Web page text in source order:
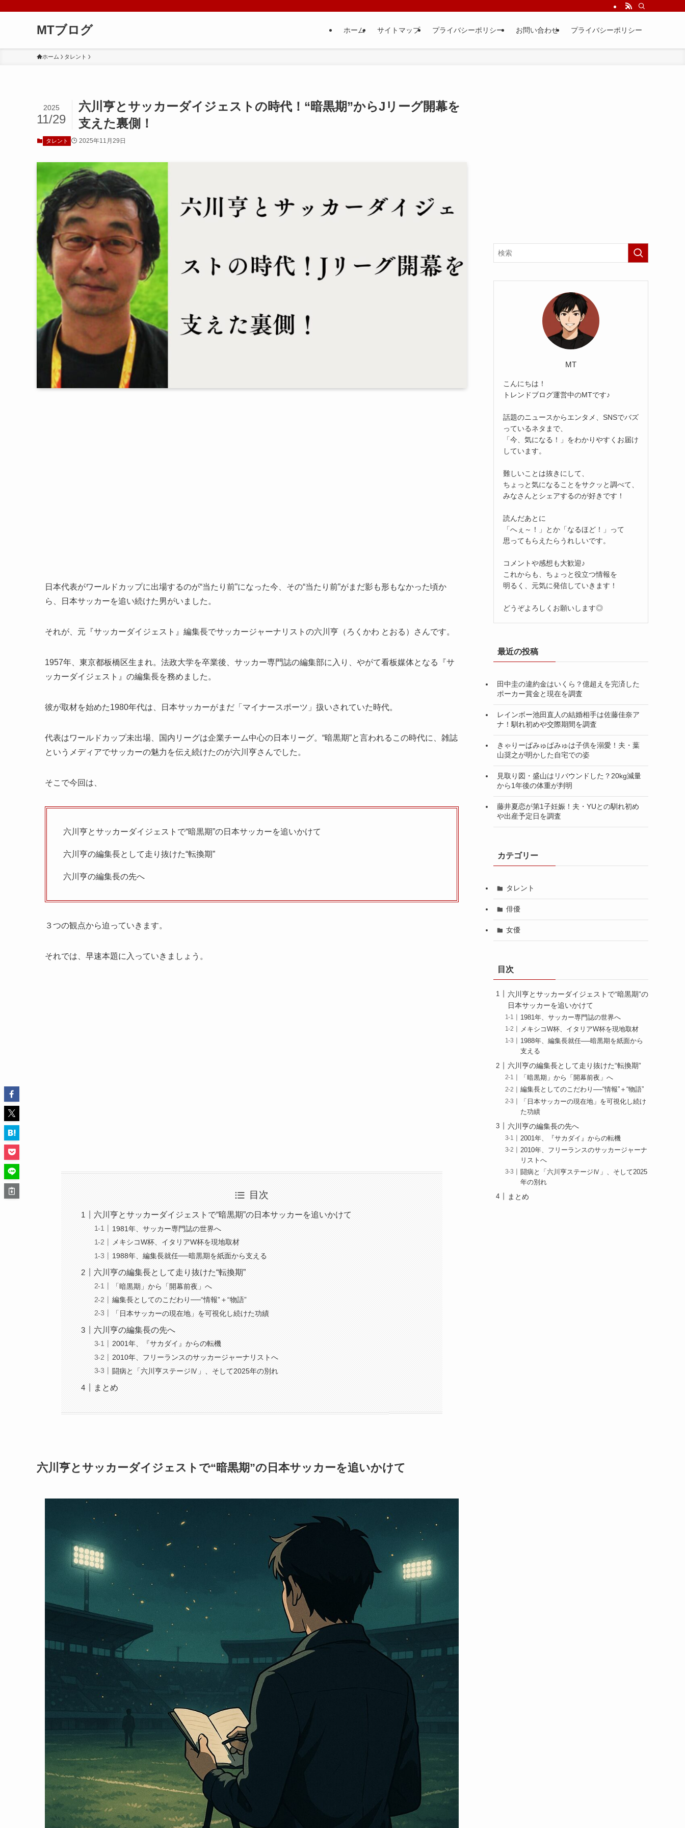
MTブログ ホーム サイトマップ プライバシーポリシー お問い合わせ プライバシーポリシー
ホーム タレント
六川亨とサッカーダイジェストの時代！“暗黒期”からJリーグ開幕を
支えた裏側！
2025
11/29
タレント 2025年11月29日
日本代表がワールドカップに出場するのが“当たり前”になった今、その“当たり前”がまだ影も形もなかった頃か
ら、日本サッカーを追い続けた男がいました。
それが、元『サッカーダイジェスト』編集長でサッカージャーナリストの六川亨（ろくかわ とおる）さんです。
1957年、東京都板橋区生まれ。法政大学を卒業後、サッカー専門誌の編集部に入り、やがて看板媒体となる『サ
ッカーダイジェスト』の編集長を務めました。
彼が取材を始めた1980年代は、日本サッカーがまだ「マイナースポーツ」扱いされていた時代。
代表はワールドカップ未出場、国内リーグは企業チーム中心の日本リーグ。“暗黒期”と言われるこの時代に、雑誌
というメディアでサッカーの魅力を伝え続けたのが六川亨さんでした。
そこで今回は、
六川亨とサッカーダイジェストで“暗黒期”の日本サッカーを追いかけて
六川亨の編集長として走り抜けた“転換期”
六川亨の編集長の先へ
３つの観点から迫っていきます。
それでは、早速本題に入っていきましょう。
目次
六川亨とサッカーダイジェストで“暗黒期”の日本サッカーを追いかけて
1981年、サッカー専門誌の世界へ
メキシコW杯、イタリアW杯を現地取材
1988年、編集長就任──暗黒期を紙面から支える
六川亨の編集長として走り抜けた“転換期”
「暗黒期」から「開幕前夜」へ
編集長としてのこだわり──“情報”＋“物語”
「日本サッカーの現在地」を可視化し続けた功績
六川亨の編集長の先へ
2001年、『サカダイ』からの転機
2010年、フリーランスのサッカージャーナリストへ
闘病と「六川亨ステージⅣ」、そして2025年の別れ
まとめ
六川亨とサッカーダイジェストで“暗黒期”の日本サッカーを追いかけて
MT
こんにちは！
トレンドブログ運営中のMTです♪
話題のニュースからエンタメ、SNSでバズ
っているネタまで、
「今、気になる！」をわかりやすくお届け
しています。
難しいことは抜きにして、
ちょっと気になることをサクッと調べて、
みなさんとシェアするのが好きです！
読んだあとに
「へぇ～！」とか「なるほど！」って
思ってもらえたらうれしいです。
コメントや感想も大歓迎♪
これからも、ちょっと役立つ情報を
明るく、元気に発信していきます！
どうぞよろしくお願いします◎
最近の投稿
田中圭の違約金はいくら？億超えを完済した
ポーカー賞金と現在を調査
レインボー池田直人の結婚相手は佐藤佳奈ア
ナ！馴れ初めや交際期間を調査
きゃりーぱみゅぱみゅは子供を溺愛！夫・葉
山奨之が明かした自宅での姿
見取り図・盛山はリバウンドした？20kg減量
から1年後の体重が判明
藤井夏恋が第1子妊娠！夫・YUとの馴れ初め
や出産予定日を調査
カテゴリー
タレント
俳優
女優
目次
六川亨とサッカーダイジェストで“暗黒期”の
日本サッカーを追いかけて
1981年、サッカー専門誌の世界へ
メキシコW杯、イタリアW杯を現地取材
1988年、編集長就任──暗黒期を紙面から
支える
六川亨の編集長として走り抜けた“転換期”
「暗黒期」から「開幕前夜」へ
編集長としてのこだわり──“情報”＋“物語”
「日本サッカーの現在地」を可視化し続け
た功績
六川亨の編集長の先へ
2001年、『サカダイ』からの転機
2010年、フリーランスのサッカージャーナ
リストへ
闘病と「六川亨ステージⅣ」、そして2025
年の別れ
まとめ